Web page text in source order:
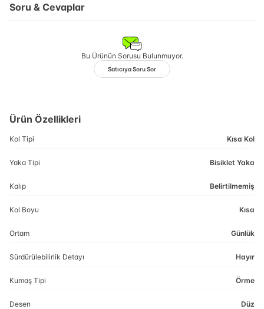
Soru & Cevaplar
Bu Ürünün Sorusu Bulunmuyor.
Satıcıya Soru Sor
Ürün Özellikleri
Kol Tipi Kısa Kol
Yaka Tipi Bisiklet Yaka
Kalıp Belirtilmemiş
Kol Boyu Kısa
Ortam Günlük
Sürdürülebilirlik Detayı Hayır
Kumaş Tipi Örme
Desen Düz